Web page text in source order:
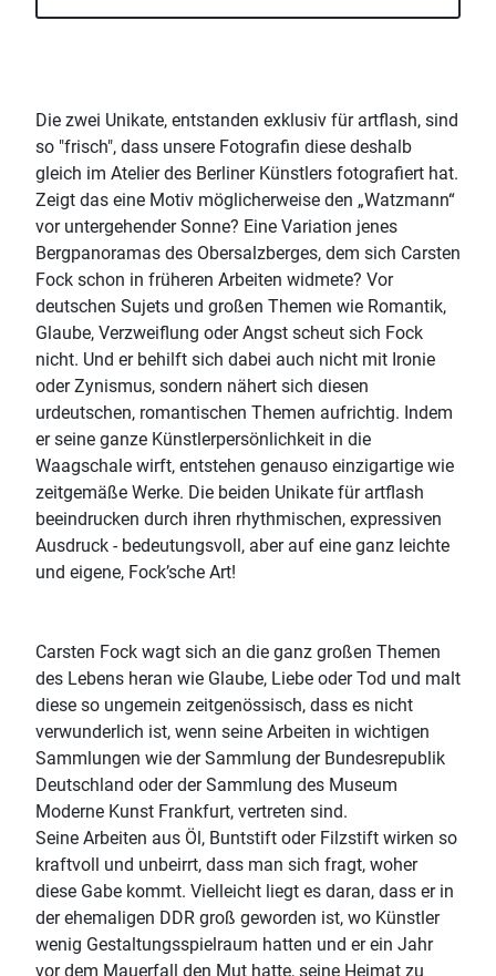
Die zwei Unikate, entstanden exklusiv für artflash, sind
so "frisch", dass unsere Fotografin diese deshalb
gleich im Atelier des Berliner Künstlers fotografiert hat.
Zeigt das eine Motiv möglicherweise den „Watzmann“
vor untergehender Sonne? Eine Variation jenes
Bergpanoramas des Obersalzberges, dem sich Carsten
Fock schon in früheren Arbeiten widmete? Vor
deutschen Sujets und großen Themen wie Romantik,
Glaube, Verzweiflung oder Angst scheut sich Fock
nicht. Und er behilft sich dabei auch nicht mit Ironie
oder Zynismus, sondern nähert sich diesen
urdeutschen, romantischen Themen aufrichtig. Indem
er seine ganze Künstlerpersönlichkeit in die
Waagschale wirft, entstehen genauso einzigartige wie
zeitgemäße Werke. Die beiden Unikate für artflash
beeindrucken durch ihren rhythmischen, expressiven
Ausdruck - bedeutungsvoll, aber auf eine ganz leichte
und eigene, Fock’sche Art!
Carsten Fock wagt sich an die ganz großen Themen
des Lebens heran wie Glaube, Liebe oder Tod und malt
diese so ungemein zeitgenössisch, dass es nicht
verwunderlich ist, wenn seine Arbeiten in wichtigen
Sammlungen wie der Sammlung der Bundesrepublik
Deutschland oder der Sammlung des Museum
Moderne Kunst Frankfurt, vertreten sind.
Seine Arbeiten aus Öl, Buntstift oder Filzstift wirken so
kraftvoll und unbeirrt, dass man sich fragt, woher
diese Gabe kommt. Vielleicht liegt es daran, dass er in
der ehemaligen DDR groß geworden ist, wo Künstler
wenig Gestaltungsspielraum hatten und er ein Jahr
vor dem Mauerfall den Mut hatte, seine Heimat zu